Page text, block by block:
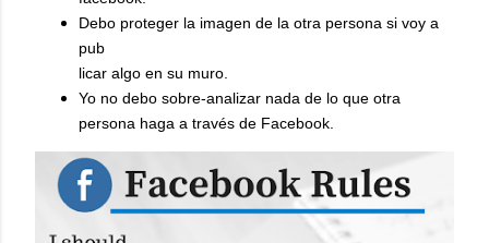
Debo proteger la imagen de la otra persona si voy a
pub
licar algo en su muro.
Yo no debo sobre-analizar nada de lo que otra
persona haga a través de Facebook.